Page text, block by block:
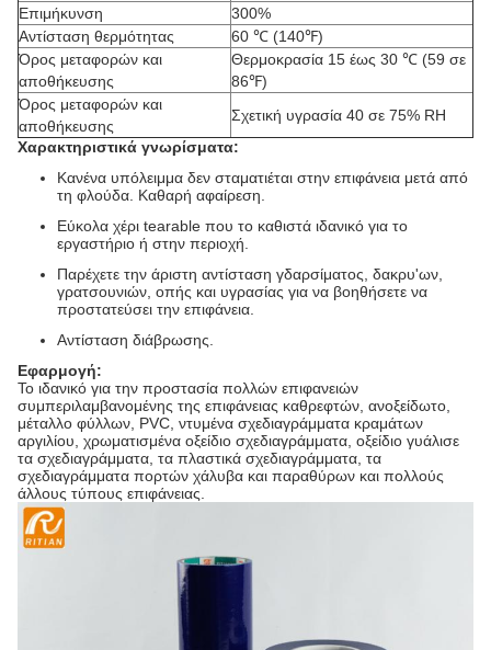
Επιμήκυνση
300%
Αντίσταση θερμότητας
60 ℃ (140℉)
Όρος μεταφορών και
αποθήκευσης
Θερμοκρασία 15 έως 30 ℃ (59 σε
86℉)
Όρος μεταφορών και
αποθήκευσης
Σχετική υγρασία 40 σε 75% RH
Χαρακτηριστικά γνωρίσματα:
Κανένα υπόλειμμα δεν σταματιέται στην επιφάνεια μετά από
τη φλούδα. Καθαρή αφαίρεση.
Εύκολα χέρι tearable που το καθιστά ιδανικό για το
εργαστήριο ή στην περιοχή.
Παρέχετε την άριστη αντίσταση γδαρσίματος, δακρυ'ων,
γρατσουνιών, οπής και υγρασίας για να βοηθήσετε να
προστατεύσει την επιφάνεια.
Αντίσταση διάβρωσης.
Εφαρμογή:
Το ιδανικό για την προστασία πολλών επιφανειών
συμπεριλαμβανομένης της επιφάνειας καθρεφτών, ανοξείδωτο,
μέταλλο φύλλων, PVC, ντυμένα σχεδιαγράμματα κραμάτων
αργιλίου, χρωματισμένα οξείδιο σχεδιαγράμματα, οξείδιο γυάλισε
τα σχεδιαγράμματα, τα πλαστικά σχεδιαγράμματα, τα
σχεδιαγράμματα πορτών χάλυβα και παραθύρων και πολλούς
άλλους τύπους επιφάνειας.